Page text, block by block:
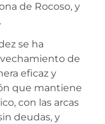
de Rocoso, y
se ha
de
eficaz y
que mantiene
con las arcas
deudas, y